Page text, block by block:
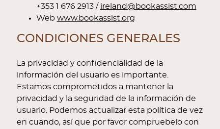
+353 1 676 2913 / ireland@bookassist.com
Web www.bookassist.org
CONDICIONES GENERALES
La privacidad y confidencialidad de la
información del usuario es importante.
Estamos comprometidos a mantener la
privacidad y la seguridad de la información de
usuario. Podemos actualizar esta política de vez
en cuando, así que por favor compruebelo con